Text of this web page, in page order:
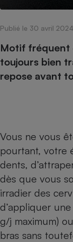
Publié le 30 avril 2024
Motif fréquent
toujours bien
repose avant
Vous ne vous
pourtant, votre
dents,
dès que vous
irradier des
d’appliquer
g/j maximum)
bras sans